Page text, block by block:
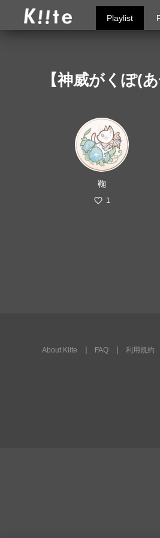
Playlist
【神威がくぽ(
鞠
1
About Kiite FAQ 利用規約